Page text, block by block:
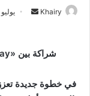
Khairy
ل
ر
يوليو 4, 2025
شراكة بين «Just2Pay» للتكنولوجيا المالية و «ABS»
في خطوة جديدة